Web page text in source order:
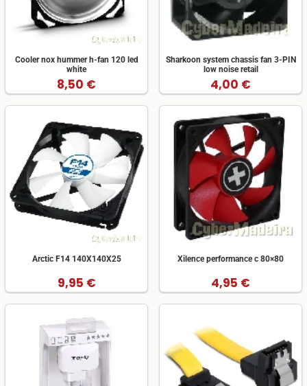
Cooler nox hummer h-fan 120 led
white
8,50 €
Sharkoon system chassis fan 3-PIN
low noise retail
4,00 €
Arctic F14 140X140X25
9,95 €
Xilence performance c 80×80
4,95 €